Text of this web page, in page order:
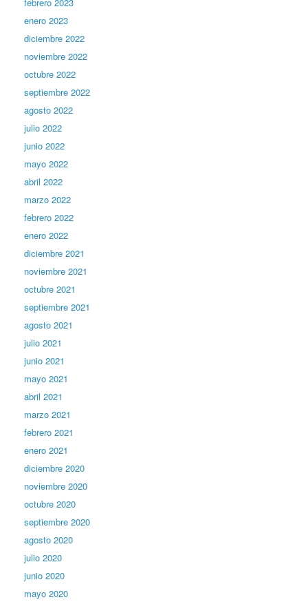
febrero 2023
enero 2023
diciembre 2022
noviembre 2022
octubre 2022
septiembre 2022
agosto 2022
julio 2022
junio 2022
mayo 2022
abril 2022
marzo 2022
febrero 2022
enero 2022
diciembre 2021
noviembre 2021
octubre 2021
septiembre 2021
agosto 2021
julio 2021
junio 2021
mayo 2021
abril 2021
marzo 2021
febrero 2021
enero 2021
diciembre 2020
noviembre 2020
octubre 2020
septiembre 2020
agosto 2020
julio 2020
junio 2020
mayo 2020